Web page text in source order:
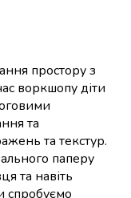
простору з
воркшопу діти
та
та текстур.
паперу
та навіть
спробуємо